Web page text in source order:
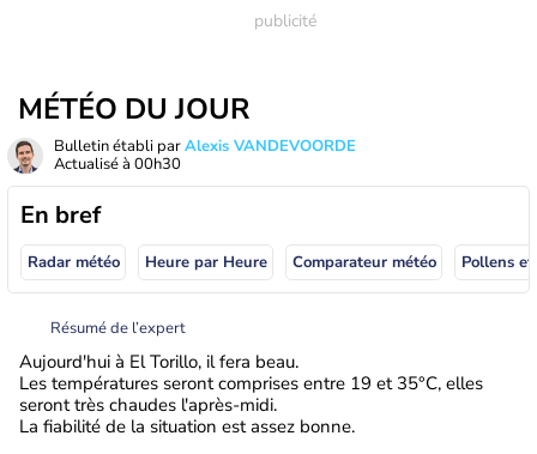
MÉTÉO DU JOUR
Bulletin établi parAlexis VANDEVOORDE
Actualisé à 00h30
En bref
Radar météo Heure par Heure Comparateur météo Pollens
Résumé de l’expert
Aujourd'hui à El Torillo, il fera beau.
Les températures seront comprises entre 19 et 35°C, elles
seront très chaudes l'après-midi.
La fiabilité de la situation est assez bonne.